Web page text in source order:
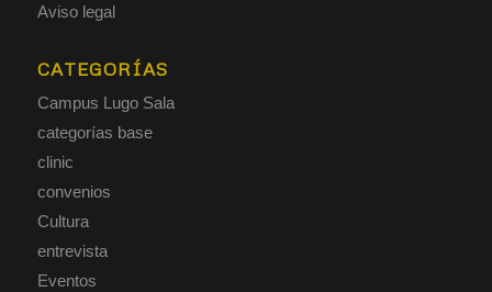
Aviso legal
CATEGORÍAS
Campus Lugo Sala
categorías base
clinic
convenios
Cultura
entrevista
Eventos